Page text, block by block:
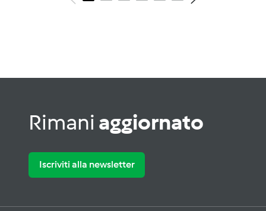
Rimani aggiornato
Iscriviti alla newsletter